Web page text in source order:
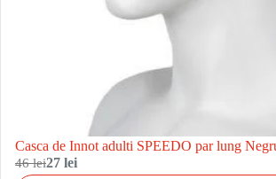
Casca de Innot adulti SPEEDO par lung
46 lei27 lei